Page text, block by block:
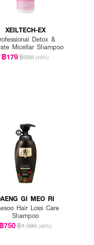
XEILTECH-EX
Detox &
Micellar Shampoo
฿179฿350 (49%)
GI MEO RI
Hair Loss Care
Shampoo
฿750฿1,390 (46%)